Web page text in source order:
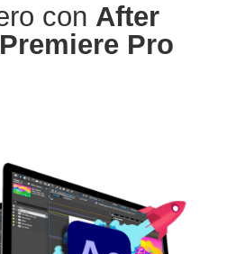
con After
Premiere Pro